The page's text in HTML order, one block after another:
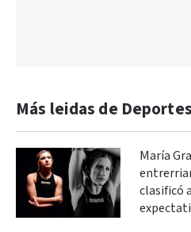
Más leidas de Deportes
María
clasificó